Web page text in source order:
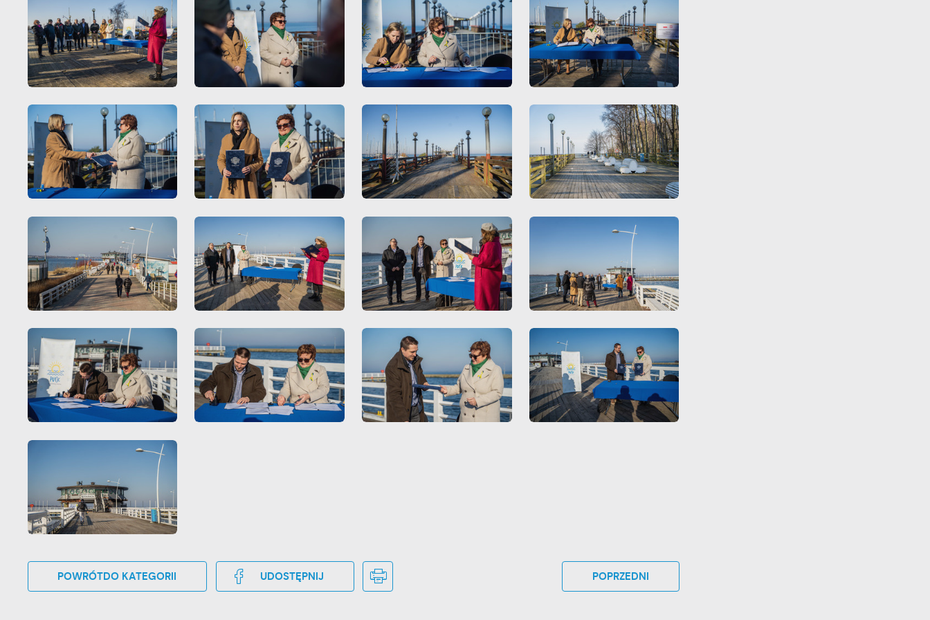
POWRÓTDO KATEGORII UDOSTĘPNIJ POPRZEDNI
trzecich lub firm będących naszymi partnerami oraz innych dostawców usług. Firmy te
działają w charakterze pośredników prezentujących nasze treści w postaci wiadomości,
ofert, komunikatów mediów społecznościowych.